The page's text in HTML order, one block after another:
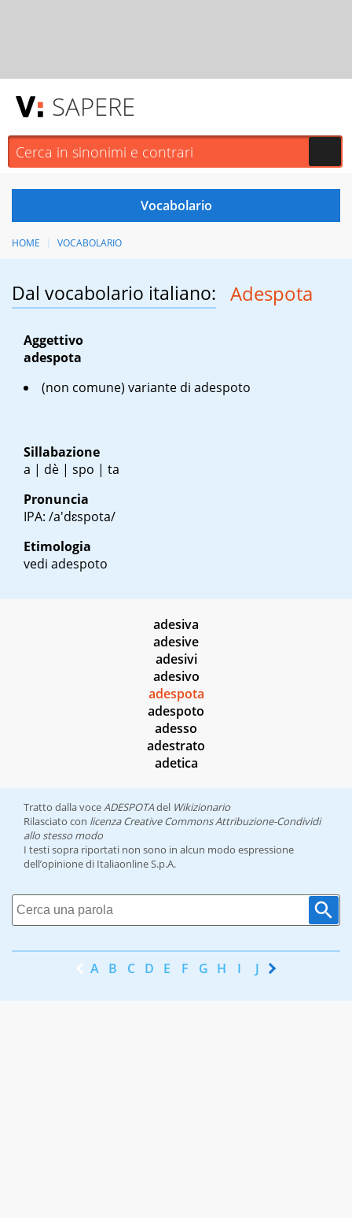
SAPERE
HOME VOCABOLARIO
Dal vocabolario italiano: Adespota
Aggettivo
adespota
(non comune) variante di adespoto
Sillabazione
a | dè | spo | ta
Pronuncia
IPA: /a'dɛspota/
Etimologia
vedi adespoto
adesiva
adesive
adesivi
adesivo
adespota
adespoto
adesso
adestrato
adetica
Tratto dalla voceADESPOTAdel Wikizionario
Rilasciato con licenza Creative Commons Attribuzione-Condividi
allo stesso modo
I testi sopra riportati non sono in alcun modo espressione
dell’opinione di Italiaonline S.p.A.
A B C D E F G H I J K